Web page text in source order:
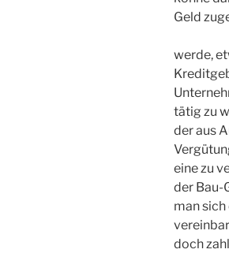
Geld
werde,
tätig zu
der aus
eine zu
der Bau-
man sich
doch